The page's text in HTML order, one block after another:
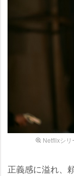
Netflixシリ
正義感に溢れ、